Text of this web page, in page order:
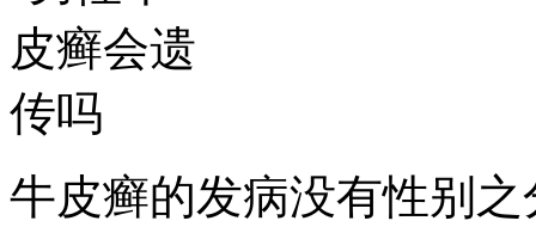
牛皮癣的发病没有性别